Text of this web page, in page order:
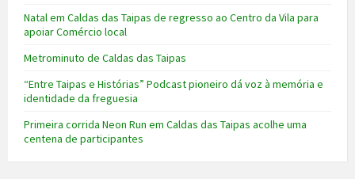
Natal em Caldas das Taipas de regresso ao Centro da Vila para
apoiar Comércio local
Metrominuto de Caldas das Taipas
“Entre Taipas e Histórias” Podcast pioneiro dá voz à memória e
identidade da freguesia
Primeira corrida Neon Run em Caldas das Taipas acolhe uma
centena de participantes